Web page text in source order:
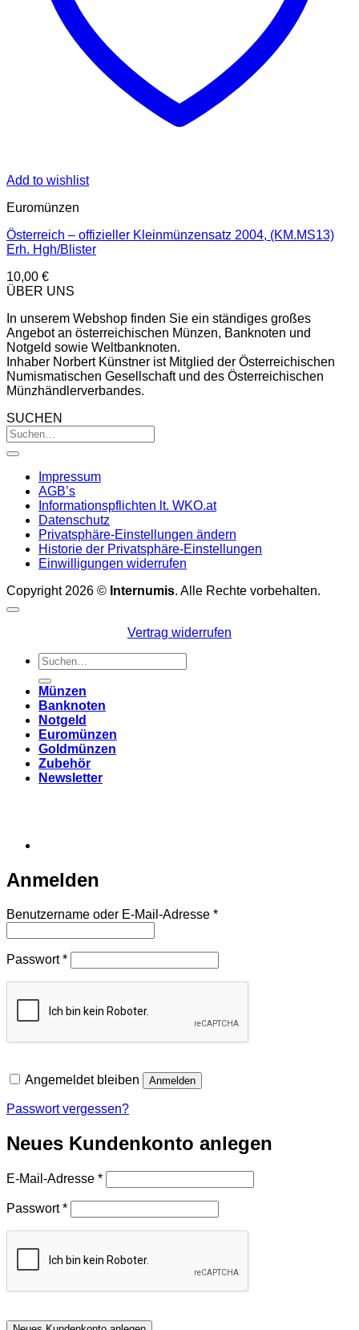
Add to wishlist
Euromünzen
Österreich – offizieller Kleinmünzensatz 2004, (KM.MS13)
Erh. Hgh/Blister
10,00 €
ÜBER UNS
In unserem Webshop finden Sie ein ständiges großes
Angebot an österreichischen Münzen, Banknoten und
Notgeld sowie Weltbanknoten.
Inhaber Norbert Künstner ist Mitglied der Österreichischen
Numismatischen Gesellschaft und des Österreichischen
Münzhändlerverbandes.
SUCHEN
Impressum
AGB’s
Informationspflichten lt. WKO.at
Datenschutz
Privatsphäre-Einstellungen ändern
Historie der Privatsphäre-Einstellungen
Einwilligungen widerrufen
Copyright 2026 © Internumis. Alle Rechte vorbehalten.
Vertrag widerrufen
Suchen
nach:
Münzen
Banknoten
Notgeld
Euromünzen
Goldmünzen
Zubehör
Newsletter
Anmelden
Benutzername oder E-Mail-Adresse *Erforderlich
Passwort*Erforderlich
Angemeldet bleiben Anmelden
Passwort vergessen?
Neues Kundenkonto anlegen
E-Mail-Adresse *Erforderlich
Passwort*Erforderlich